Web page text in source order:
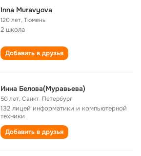
Inna Muravyova
120 лет,Тюмень
2 школа
Добавить в друзья
Инна Белова(Муравьева)
50 лет,Санкт-Петербург
132 лицей информатики и компьютерной
техники
Добавить в друзья